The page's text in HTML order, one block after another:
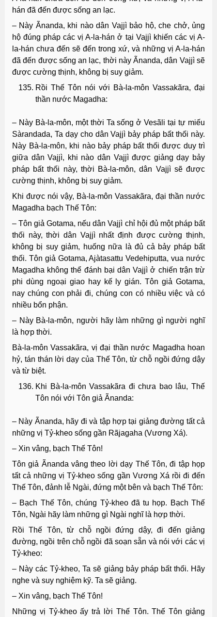
hán đã đến được sống an lạc.
– Này Ãnanda, khi nào dân Vajjì bảo hộ, che chở, ủng
hộ đúng pháp các vị A-la-hán ở tại Vajjì khiến các vị A-
la-hán chưa đến sẽ đến trong xứ, và những vị A-la-hán
đã đến được sống an lạc, thời này Ãnanda, dân Vajjì sẽ
được cường thịnh, không bị suy giảm.
Rồi Thế Tôn nói với Bà-la-môn Vassakãra, đại
thần nước Magadha:
– Này Bà-la-môn, một thời Ta sống ở Vesãli tại tự miếu
Sàrandada, Ta dạy cho dân Vajjì bảy pháp bất thối này.
Này Bà-la-môn, khi nào bảy pháp bất thối được duy trì
giữa dân Vajjì, khi nào dân Vajjì được giảng dạy bảy
pháp bất thối này, thời Bà-la-môn, dân Vajjì sẽ được
cường thịnh, không bị suy giảm.
Khi được nói vậy, Bà-la-môn Vassakãra, đại thần nước
Magadha bạch Thế Tôn:
– Tôn giả Gotama, nếu dân Vajjì chỉ hội đủ một pháp bất
thối này, thời dân Vajjì nhất định được cường thịnh,
không bị suy giảm, huống nữa là đủ cả bảy pháp bất
thối. Tôn giả Gotama, Ajàtasattu Vedehiputta, vua nước
Magadha không thể đánh bại dân Vajjì ở chiến trận trừ
phi dùng ngoại giao hay kế ly gián. Tôn giả Gotama,
nay chúng con phải đi, chúng con có nhiều việc và có
nhiều bổn phận.
– Này Bà-la-môn, người hãy làm những gì người nghĩ
là hợp thời.
Bà-la-môn Vassakãra, vị đại thần nước Magadha hoan
hỷ, tán thán lời dạy của Thế Tôn, từ chỗ ngồi đứng dậy
và từ biệt.
Khi Bà-la-môn Vassakãra đi chưa bao lâu, Thế
Tôn nói với Tôn giả Ãnanda:
– Này Ãnanda, hãy đi và tập hợp tại giảng đường tất cả
những vị Tỷ-kheo sống gần Rãjagaha (Vương Xá).
– Xin vâng, bạch Thế Tôn!
Tôn giả Ãnanda vâng theo lời dạy Thế Tôn, đi tập họp
tất cả những vị Tỷ-kheo sống gần Vương Xá rồi đi đến
Thế Tôn, đảnh lễ Ngài, đứng một bên và bạch Thế Tôn:
– Bạch Thế Tôn, chúng Tỷ-kheo đã tu họp. Bạch Thế
Tôn, Ngài hãy làm những gì Ngài nghĩ là hợp thời.
Rồi Thế Tôn, từ chỗ ngồi đứng dậy, đi đến giảng
đường, ngồi trên chỗ ngồi đã soạn sẵn và nói với các vị
Tỷ-kheo:
– Này các Tỷ-kheo, Ta sẽ giảng bảy pháp bất thối. Hãy
nghe và suy nghiệm kỹ. Ta sẽ giảng.
– Xin vâng, bạch Thế Tôn!
Những vị Tỷ-kheo ấy trả lời Thế Tôn. Thế Tôn giảng